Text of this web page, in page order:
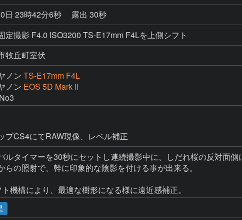
日 23時42分6秒
露出 30秒
定撮影 F4.0 ISO3200 TS-E17mm F4Lを上側シフト
牧丘町室伏
ノン TS-E17mm F4L
ノン EOS 5D Mark II
プCS4にてRAW現像、レベル補正
ルタイマーを30秒にセットし連続撮影中に、しだれ桜の反対面
らの照射で、幹に印象的な陰影を付ける事が出来る。
機構により、最適な樹形になる様に遠近感補正。